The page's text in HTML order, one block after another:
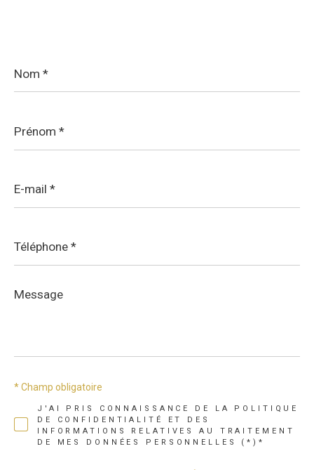
*
*
mail
*
*
Message
*
J'AI PRIS CONNAISSANCE DE LA POLITIQUE
DE CONFIDENTIALITÉ ET DES
INFORMATIONS RELATIVES AU TRAITEMENT
DE MES DONNÉES PERSONNELLES (*)*
* Champ obligatoire